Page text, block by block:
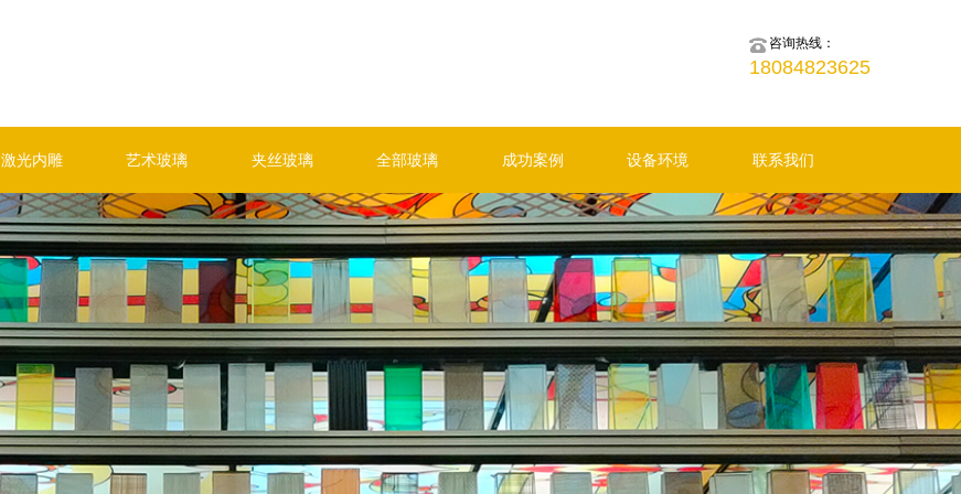
咨询热线：
18084823625
激光内雕 艺术玻璃 夹丝玻璃 全部玻璃 成功案例 设备环境 联系我们